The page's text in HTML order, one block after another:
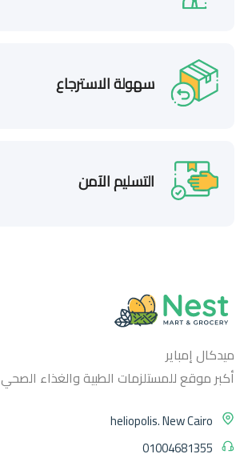
سهولة الاسترجاع
التسليم الآمن
ميدكال إمباير
أكبر موقع للمستلزمات الطبية والغذاء الصحي
heliopolis. New Cairo
01004681355